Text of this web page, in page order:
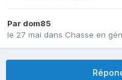
Par dom85
le 27 mai dans Chasse en